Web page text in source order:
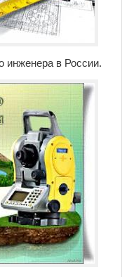
инженера в России.